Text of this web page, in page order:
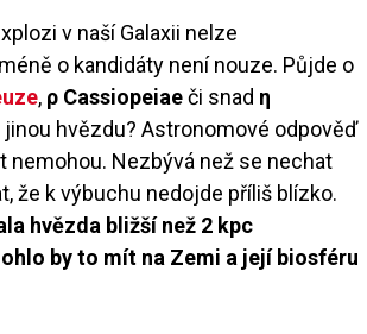
v naší Galaxii nelze
o kandidáty není nouze. Půjde o
, ρ Cassiopeiaeči snad η
jinou hvězdu? Astronomové odpověď
nemohou. Nezbývá než se nechat
že k výbuchu nedojde příliš blízko.
hvězda bližší než 2 kpc
by to mít na Zemi a její biosféru